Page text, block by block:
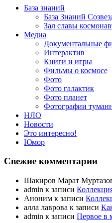
База знаний
База Знаний
Зал славы
Медиа
Документальные
Интерактив
Книги и игры
Фильмы о космосе
Фото
Фото галактик
Фото планет
Фотографии
НЛО
Новости
Это интересно!
Юмор
Свежие комментарии
Шакиров Марат
admin к записи
Аноним к записи
алла лаврова к записи
admin к записи Первое в